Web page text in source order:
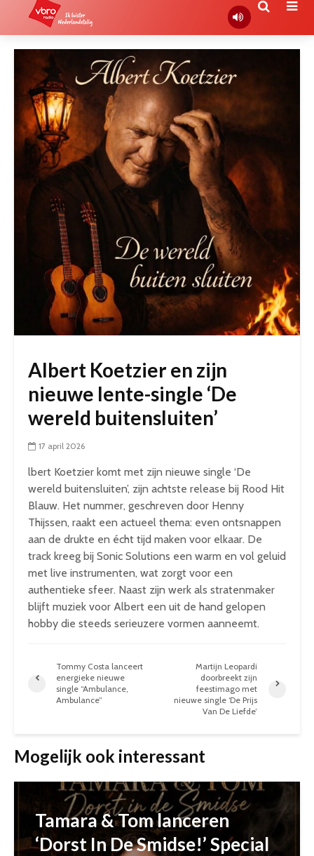
Albert Koetzier en zijn
nieuwe lente-single ‘De
wereld buitensluiten’
17 april 2026
lbert Koetzier komt met zijn nieuwe single ‘De
wereld buitensluiten’, zijn achtste release bij Rood Hit
Blauw. Het nummer, geschreven door Henny
Thijssen, raakt een actueel thema: even ontsnappen
aan de drukte en écht tijd maken voor elkaar. De
track kreeg bij Sonic Solutions een warm en vol geluid
met live instrumenten, wat zorgt voor een
authentieke sfeer. Naast zijn werk als stratenmaker
blijft muziek voor Albert een uit de hand gelopen
hobby die steeds serieuzere vormen aanneemt.
Tommy Costa lanceert
energieke nieuwe
single “Ambulance,
Ambulance”
Martijn Leopardi
doorbreekt zijn
feestimago met
nieuwe single ‘De Prijs
Van De Liefde’
Mogelijk ook interessant
Tamara & Tom lanceren
‘Dorst In De Smidse!’ Special